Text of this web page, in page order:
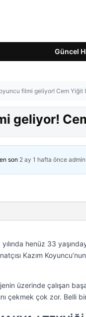
Güncel
filmi geliyor! Cem
geliyor!
son 2 ay 1 hafta önce admin
henüz 33
Kazım
üzerinde çalışan
çekmek çok zor. Belli